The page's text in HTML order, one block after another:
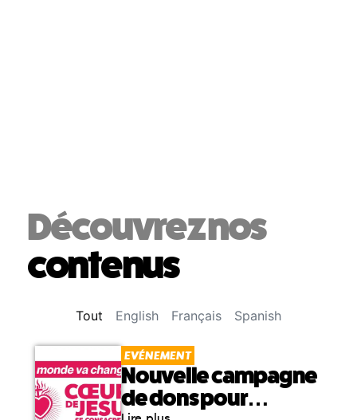
Découvrez nos
contenus
English Français Spanish
Tout
EVÉNEMENT
Nouvelle campagne
de dons pour